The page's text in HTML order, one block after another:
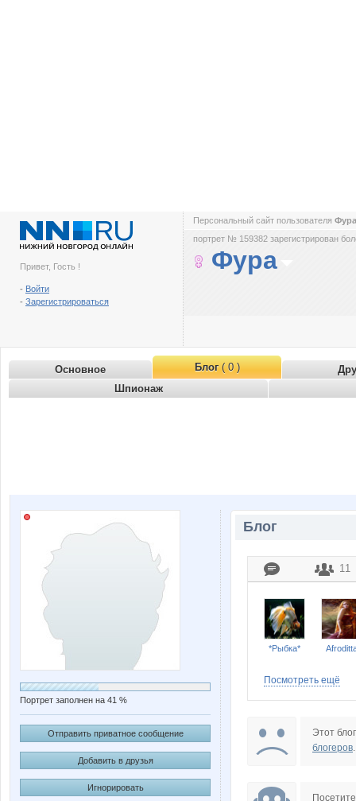
Привет, Гость !
- Войти
- Зарегистрироваться
Персональный сайт пользователя
портрет № 159382 зарегистрирован
Фура
Основное Блог( 0 )
Шпионаж
Портрет заполнен на 41 %
Отправить приватное сообщение
Добавить в друзья
Игнорировать
Блог
11
*Рыбка*
Посмотреть ещё
Этот
блогеров.